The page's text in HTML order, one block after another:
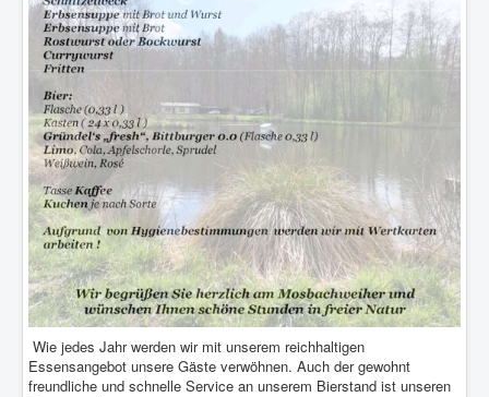
Wie jedes Jahr werden wir mit unserem reichhaltigen
Essensangebot unsere Gäste verwöhnen. Auch der gewohnt
freundliche und schnelle Service an unserem Bierstand ist unseren